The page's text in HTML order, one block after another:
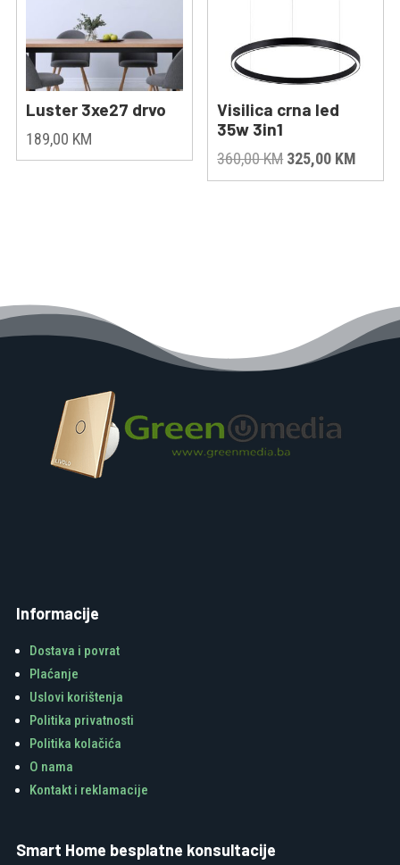
Luster 3xe27 drvo
189,00 KM
Visilica crna led
35w 3in1
360,00KM Original
price
325,00 KM
price
Informacije
Dostava i povrat
Plaćanje
Uslovi korištenja
Politika privatnosti
Politika kolačića
O nama
Kontakt i reklamacije
Smart Home besplatne konsultacije